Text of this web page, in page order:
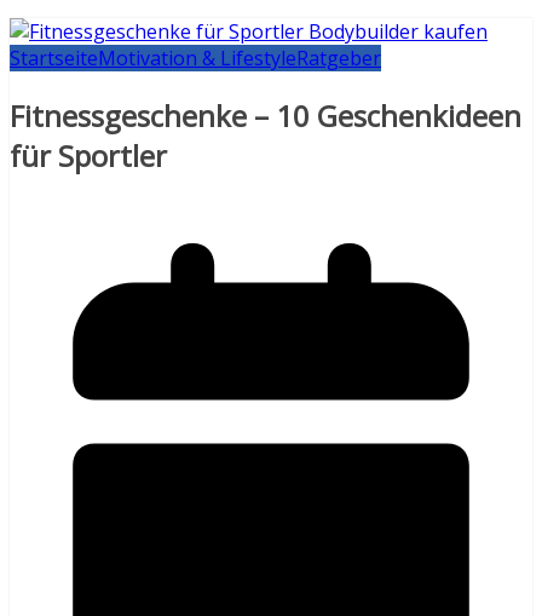
StartseiteMotivation & LifestyleRatgeber
Fitnessgeschenke – 10 Geschenkideen
für Sportler